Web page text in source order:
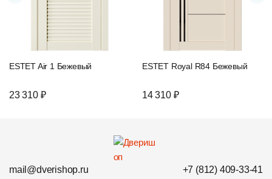
ESTET Air 1 Бежевый
23 310 ₽
ESTET Royal R84 Бежевый
14 310 ₽
mail@dverishop.ru +7 (812) 409-33-41